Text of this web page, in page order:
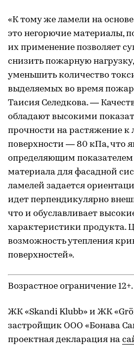
«К тому же ламели на
это негорючие материалы,
их применение позволяет
снизить пожарную
уменьшить количество
выделяемых во время
Таисия Селедкова. —
обладают высокими
прочности на растяжение к
поверхности — 80 кПа, что
определяющим
материала для фасадной
ламелей задается
идет перпендикулярно
что и обуславливает
характеристики продукта.
возможность утепления
поверхностей».
Возрастное ограничение 12+.
ЖК «Skandi Klubb» и ЖК
застройщик ООО «Бонава
проектная декларация на